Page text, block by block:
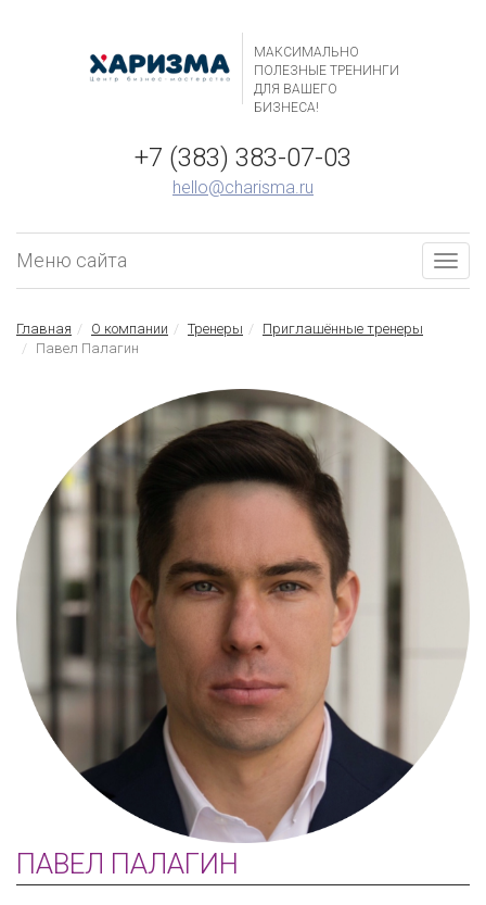
МАКСИМАЛЬНО
ПОЛЕЗНЫЕ ТРЕНИНГИ
ДЛЯ ВАШЕГО
БИЗНЕСА!
+7 (383) 383-07-03
hello@charisma.ru
Меню сайта
Главная О компании Тренеры
Приглашённые тренеры
Павел Палагин
ПАВЕЛ ПАЛАГИН